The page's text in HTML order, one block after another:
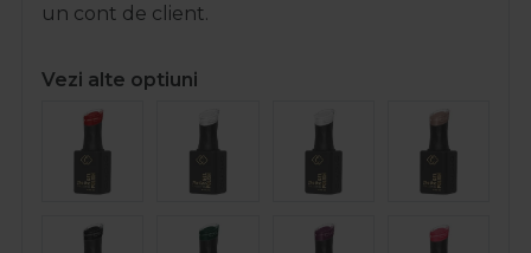
un cont de client.
Vezi alte optiuni